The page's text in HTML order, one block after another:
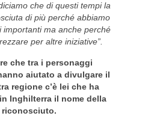
che di questi tempi la
di più perché abbiamo
importanti ma anche perché
per altre iniziative”.
che tra i personaggi
aiutato a divulgare il
regione c’è lei che ha
Inghilterra il nome della
riconosciuto.